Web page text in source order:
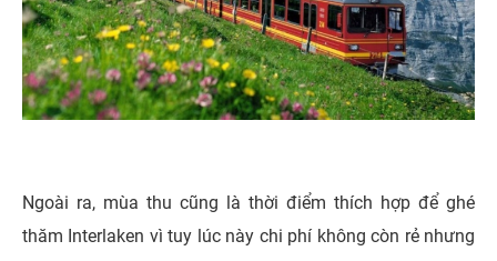
Ngoài ra, mùa thu cũng là thời điểm thích hợp để ghé
thăm Interlaken vì tuy lúc này chi phí không còn rẻ nhưng